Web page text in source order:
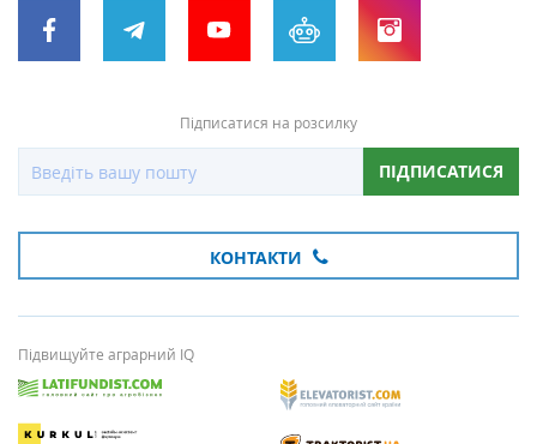
Підписатися на розсилку
ПІДПИСАТИСЯ
КОНТАКТИ
Підвищуйте аграрний IQ